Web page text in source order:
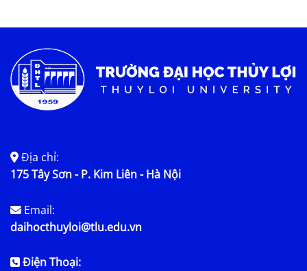
Tin tức chung
Địa chỉ:
175 Tây Sơn - P. Kim Liên - Hà Nội
Email:
daihocthuyloi@tlu.edu.vn
Điện Thoại: